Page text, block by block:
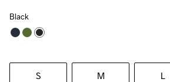
Black
S M L